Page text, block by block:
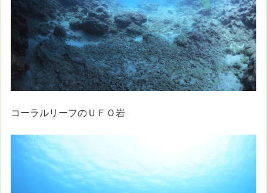
コーラルリーフのＵＦＯ岩